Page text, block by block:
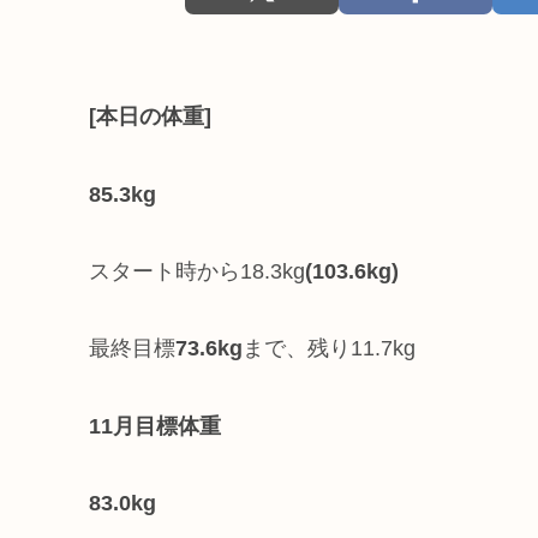
[本日の体重]
85.3kg
スタート時から18.3kg(103.6kg)
最終目標73.6kg まで、残り11.7kg
11月目標体重
83.0kg